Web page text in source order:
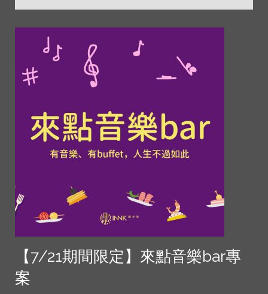
【7/21期間限定】來點音樂bar專
案